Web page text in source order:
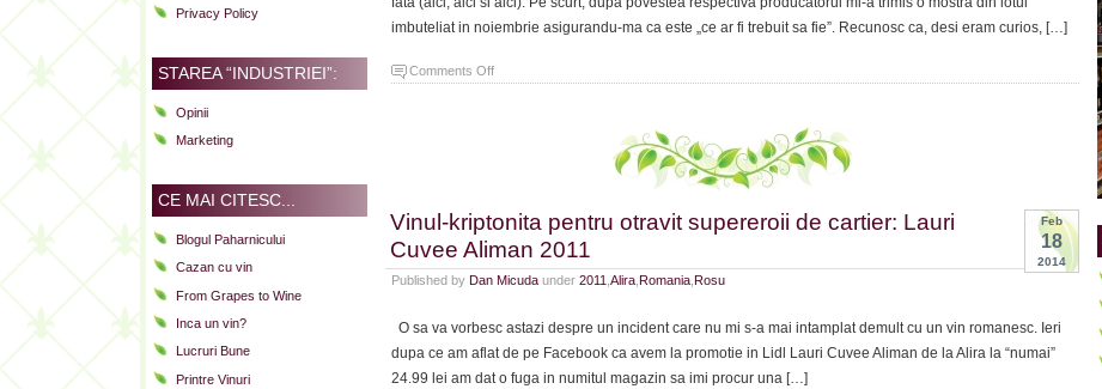
Privacy Policy
STAREA “INDUSTRIEI”:
Opinii
Marketing
CE MAI CITESC...
Blogul Paharnicului
Cazan cu vin
From Grapes to Wine
Inca un vin?
Lucruri Bune
Printre Vinuri
imbuteliat in noiembrie asigurandu-ma ca este „ce ar fi trebuit sa fie”. Recunosc ca, desi eram curios, […]
Comments Offon
Cuvee
Aliman
Lauri
versiunea
Feb
18
2014
Vinul-kriptonita pentru otravit supereroii de cartier: Lauri
Cuvee Aliman 2011
Published by Dan Micuda under 2011 Alira Romania Rosu
O sa va vorbesc astazi despre un incident care nu mi s-a mai intamplat demult cu un vin romanesc. Ieri
dupa ce am aflat de pe Facebook ca avem la promotie in Lidl Lauri Cuvee Aliman de la Alira la “numai”
24.99 lei am dat o fuga in numitul magazin sa imi procur una […]